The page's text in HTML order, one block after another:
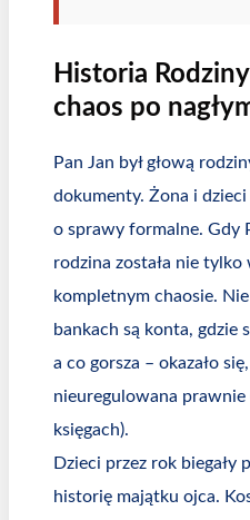
Historia
chaos po
Pan Jan był głową
dokumenty. Żona i
o sprawy formalne. Gdy
rodzina została nie tylko
kompletnym chaosie.
bankach są konta, gdzie
a co gorsza – okazało
nieuregulowana
księgach).
Dzieci przez rok biegały
historię majątku ojca.